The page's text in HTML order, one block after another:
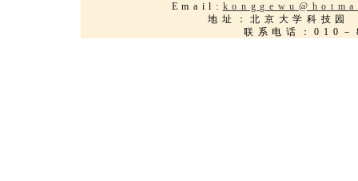
Email:
地址：北京大学
联系电话：010